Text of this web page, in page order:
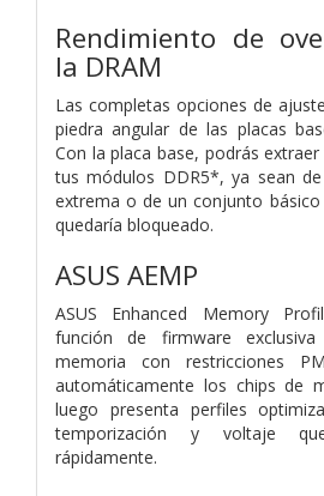
Rendimiento de
la DRAM
Las completas opciones de
piedra angular de las placas
Con la placa base, podrás
tus módulos DDR5*, ya sean
extrema o de un conjunto
quedaría bloqueado.
ASUS AEMP
ASUS Enhanced Memory
función de firmware
memoria con restricciones
automáticamente los chips de
luego presenta perfiles
temporización y voltaje
rápidamente.